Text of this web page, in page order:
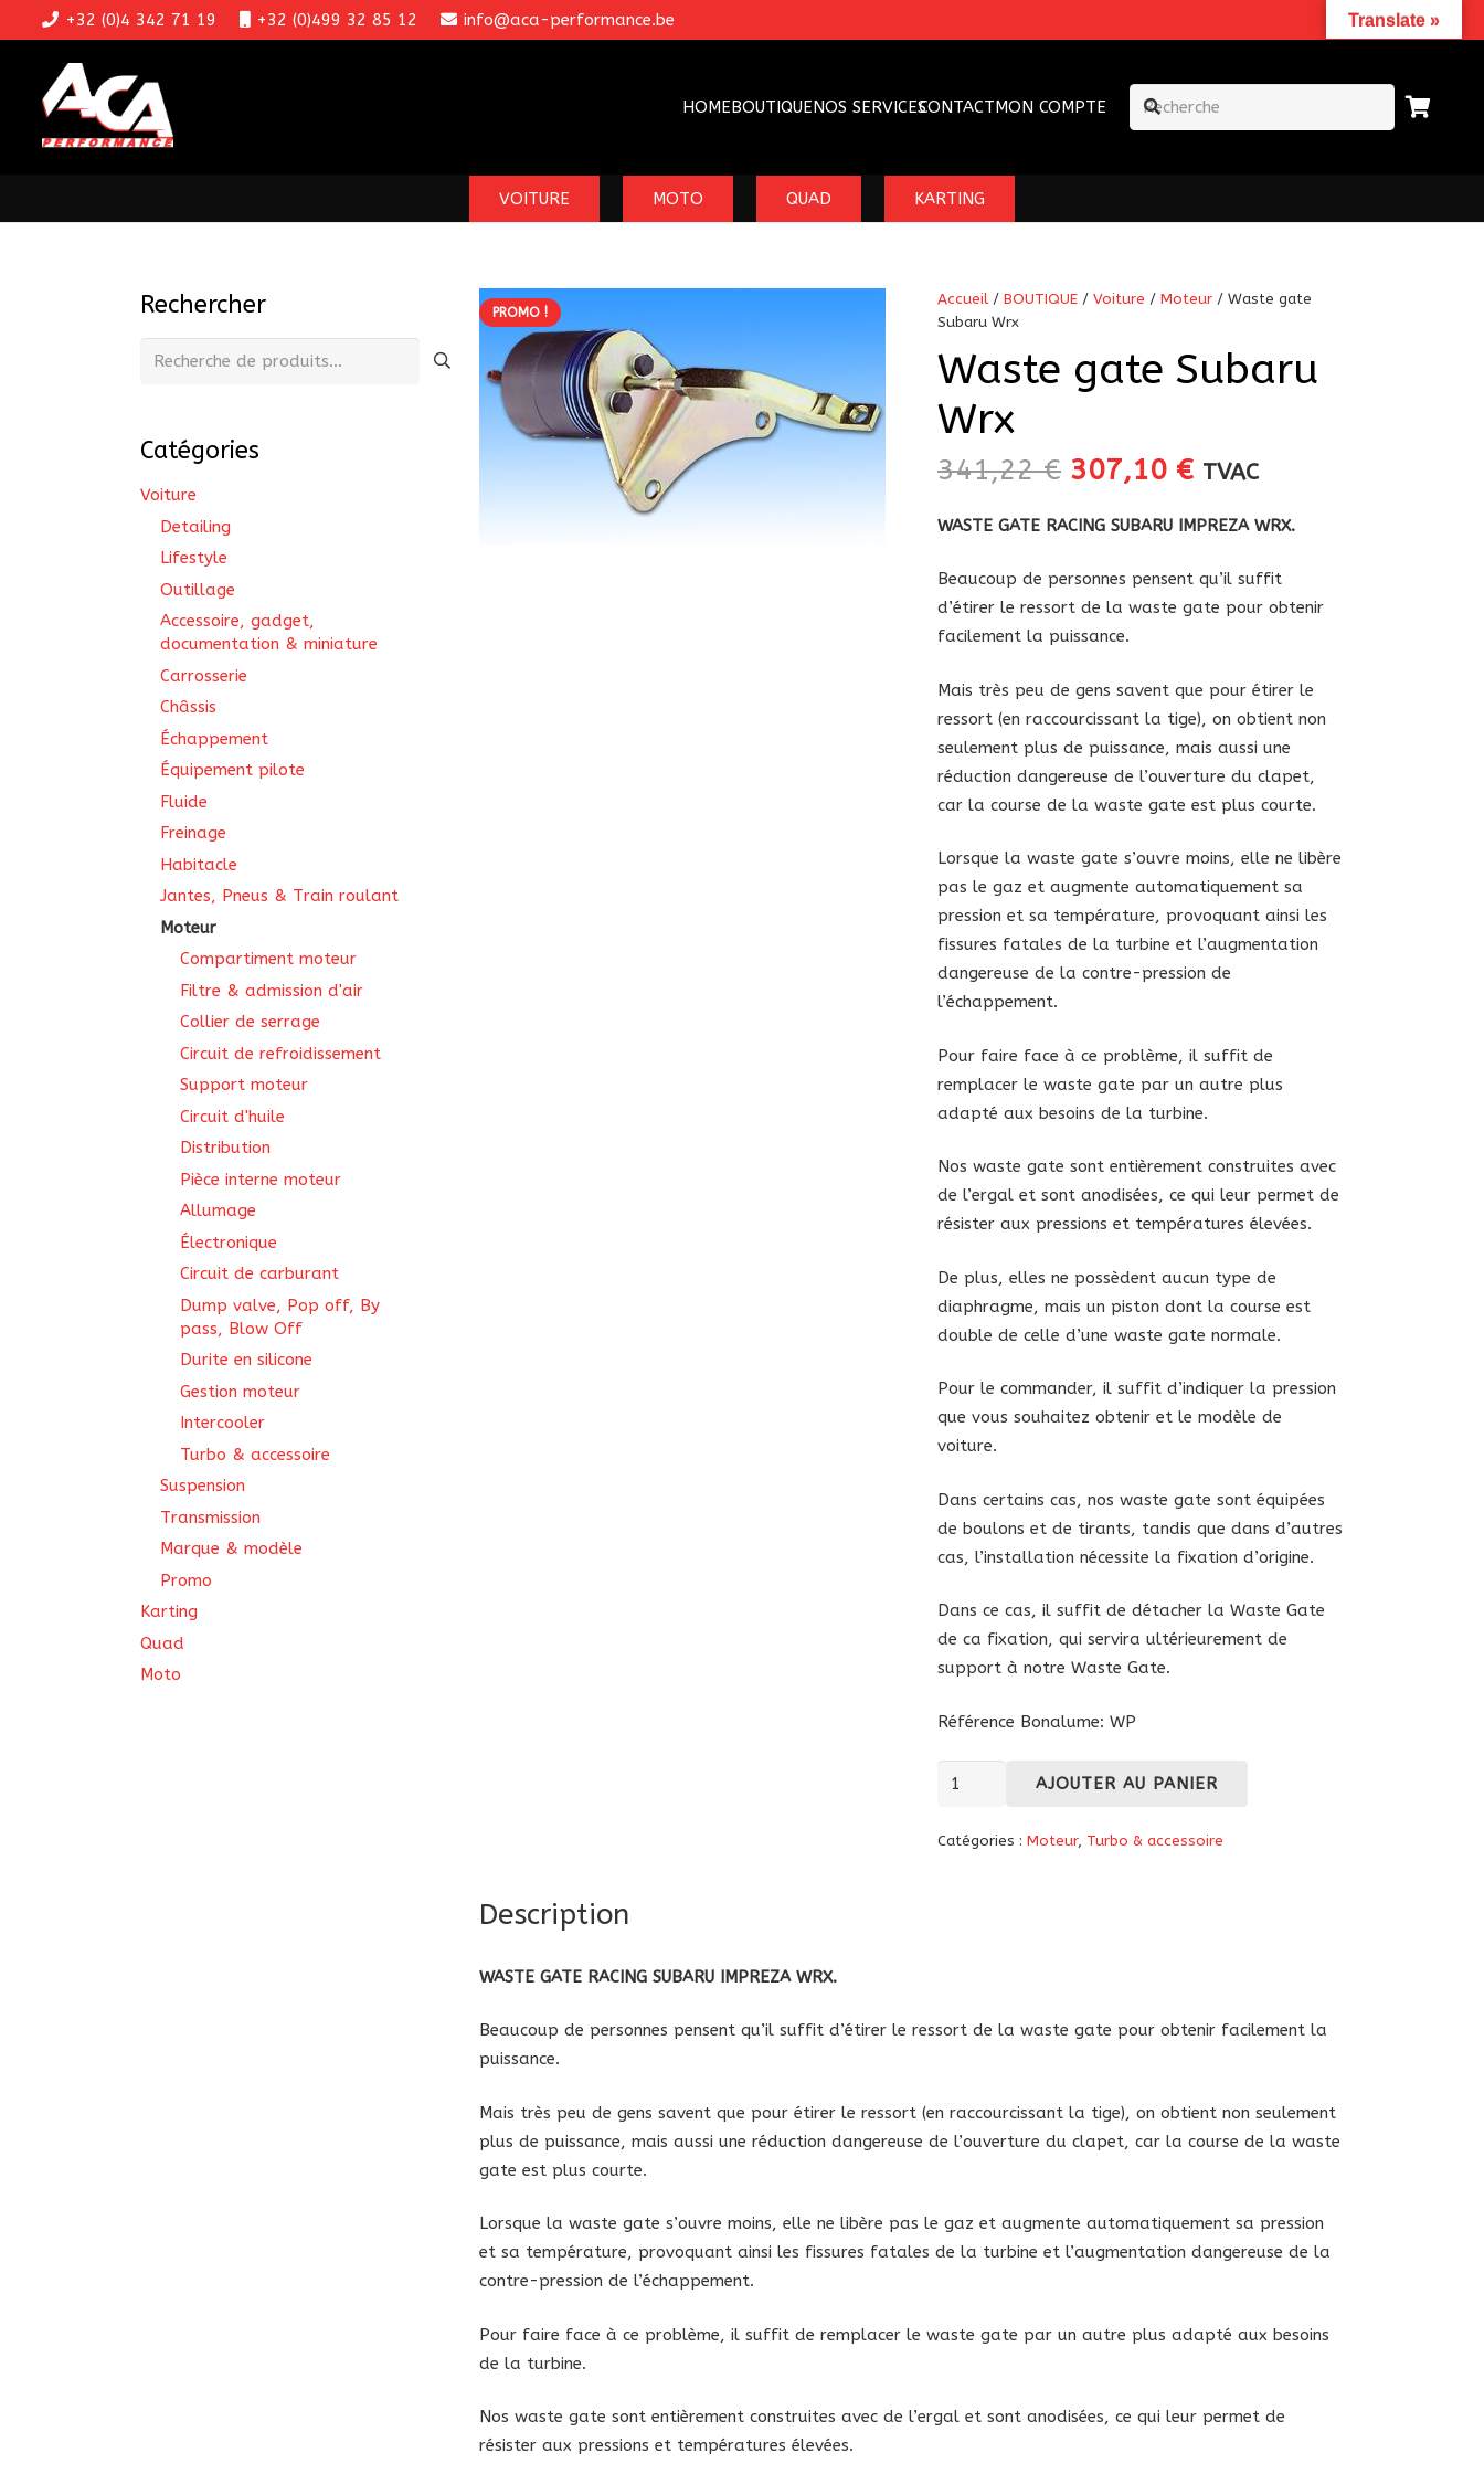
+32 (0)4 342 71 19 +32 (0)499 32 85 12 info@aca-performance.be
HOMEBOUTIQUENOS SERVICESCONTACTMON COMPTE
VOITURE MOTO QUAD KARTING
PROMO !
Accueil/BOUTIQUE /Voiture /Moteur / Waste gate
Subaru Wrx
Waste gate Subaru
Wrx
341,22€ Le
initial
341,22 €.
307,10 €Le
actuel
307,10 €.
TVAC
WASTE GATE RACING SUBARU IMPREZA WRX.
Beaucoup de personnes pensent qu’il suffit
d’étirer le ressort de la waste gate pour obtenir
facilement la puissance.
Mais très peu de gens savent que pour étirer le
ressort (en raccourcissant la tige), on obtient non
seulement plus de puissance, mais aussi une
réduction dangereuse de l’ouverture du clapet,
car la course de la waste gate est plus courte.
Lorsque la waste gate s’ouvre moins, elle ne libère
pas le gaz et augmente automatiquement sa
pression et sa température, provoquant ainsi les
fissures fatales de la turbine et l’augmentation
dangereuse de la contre-pression de
l’échappement.
Pour faire face à ce problème, il suffit de
remplacer le waste gate par un autre plus
adapté aux besoins de la turbine.
Nos waste gate sont entièrement construites avec
de l’ergal et sont anodisées, ce qui leur permet de
résister aux pressions et températures élevées.
De plus, elles ne possèdent aucun type de
diaphragme, mais un piston dont la course est
double de celle d’une waste gate normale.
Pour le commander, il suffit d’indiquer la pression
que vous souhaitez obtenir et le modèle de
voiture.
Dans certains cas, nos waste gate sont équipées
de boulons et de tirants, tandis que dans d’autres
cas, l’installation nécessite la fixation d’origine.
Dans ce cas, il suffit de détacher la Waste Gate
de ca fixation, qui servira ultérieurement de
support à notre Waste Gate.
Référence Bonalume: WP
quantité
Waste
AJOUTER AU PANIER
Catégories :Moteur, Turbo & accessoire
Description
WASTE GATE RACING SUBARU IMPREZA WRX.
Beaucoup de personnes pensent qu’il suffit d’étirer le ressort de la waste gate pour obtenir facilement la
puissance.
Mais très peu de gens savent que pour étirer le ressort (en raccourcissant la tige), on obtient non seulement
plus de puissance, mais aussi une réduction dangereuse de l’ouverture du clapet, car la course de la waste
gate est plus courte.
Lorsque la waste gate s’ouvre moins, elle ne libère pas le gaz et augmente automatiquement sa pression
et sa température, provoquant ainsi les fissures fatales de la turbine et l’augmentation dangereuse de la
contre-pression de l’échappement.
Pour faire face à ce problème, il suffit de remplacer le waste gate par un autre plus adapté aux besoins
de la turbine.
Nos waste gate sont entièrement construites avec de l’ergal et sont anodisées, ce qui leur permet de
résister aux pressions et températures élevées.
Rechercher
Recherche
Catégories
Voiture
Detailing
Lifestyle
Outillage
Accessoire, gadget,
documentation & miniature
Carrosserie
Châssis
Échappement
Équipement pilote
Fluide
Freinage
Habitacle
Jantes, Pneus & Train roulant
Moteur
Compartiment moteur
Filtre & admission d'air
Collier de serrage
Circuit de refroidissement
Support moteur
Circuit d'huile
Distribution
Pièce interne moteur
Allumage
Électronique
Circuit de carburant
Dump valve, Pop off, By
pass, Blow Off
Durite en silicone
Gestion moteur
Intercooler
Turbo & accessoire
Suspension
Transmission
Marque & modèle
Promo
Karting
Quad
Moto
Translate »